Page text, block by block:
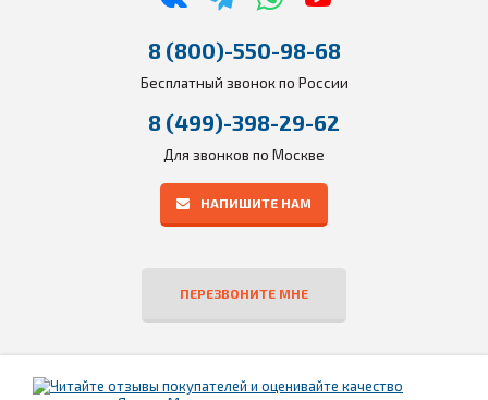
8 (800)-550-98-68
Бесплатный звонок по России
8 (499)-398-29-62
Для звонков по Москве
НАПИШИТЕ НАМ
ПЕРЕЗВОНИТЕ МНЕ